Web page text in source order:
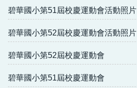
碧華國小第51屆校慶運動會活動照片
碧華國小第52屆校慶運動會活動照片
碧華國小第52屆校慶運動會
碧華國小第51屆校慶運動會